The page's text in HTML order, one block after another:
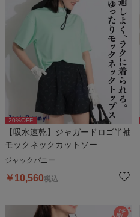
20%OFF
【吸水速乾】ジャガードロゴ半袖
モックネックカットソー
ジャックバニー
￥ 10,560税込